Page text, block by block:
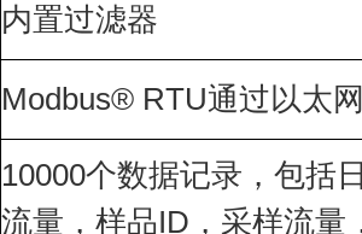
内置过滤器
Modbus® RTU通过以太
10000个数据记录，包括
流量，样品ID，采样流量